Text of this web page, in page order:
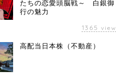
たちの恋愛頭脳戦～ 白銀御
行の魅力
1365 view
高配当日本株（不動産）